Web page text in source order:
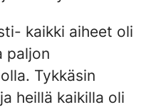
kaikki aiheet oli
paljon
Tykkäsin
heillä kaikilla oli